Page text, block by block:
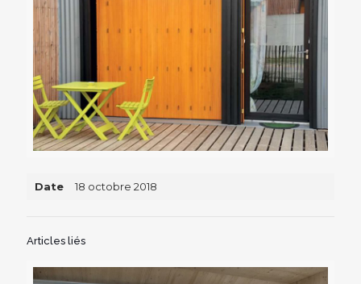
Date 18 octobre 2018
Articles liés